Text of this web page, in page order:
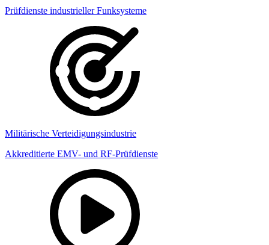
Prüfdienste industrieller Funksysteme
Militärische Verteidigungsindustrie
Akkreditierte EMV- und RF-Prüfdienste